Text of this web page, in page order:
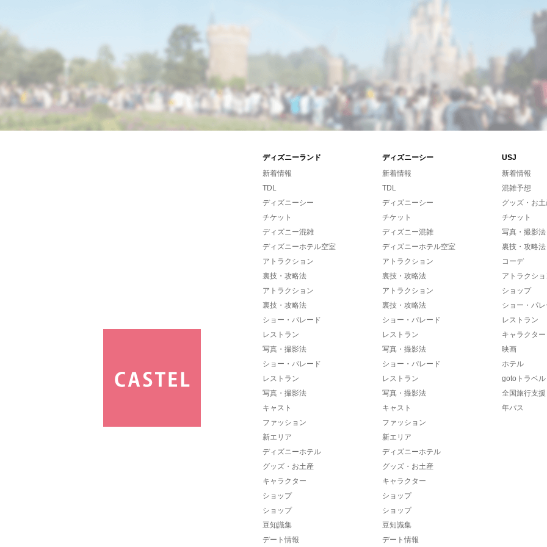
ディズニーランド ディズニーシー
USJ
新着情報
TDL
ディズニーシー
チケット
ディズニー混雑
ディズニーホテル空室
アトラクション
裏技・攻略法
アトラクション
裏技・攻略法
ショー・パレード
レストラン
写真・撮影法
ショー・パレード
レストラン
写真・撮影法
キャスト
ファッション
新エリア
ディズニーホテル
グッズ・お土産
キャラクター
ショップ
ショップ
豆知識集
デート情報
新着情報
TDL
ディズニーシー
チケット
ディズニー混雑
ディズニーホテル空室
アトラクション
裏技・攻略法
アトラクション
裏技・攻略法
ショー・パレード
レストラン
写真・撮影法
ショー・パレード
レストラン
写真・撮影法
キャスト
ファッション
新エリア
ディズニーホテル
グッズ・お土産
キャラクター
ショップ
ショップ
豆知識集
デート情報
新着情報
混雑予想
グッズ・お
チケット
写真・撮影法
裏技・攻略法
コーデ
アトラクシ
ショップ
ショー・パ
レストラン
キャラクター
映画
ホテル
gotoトラベル
全国旅行支援
年パス